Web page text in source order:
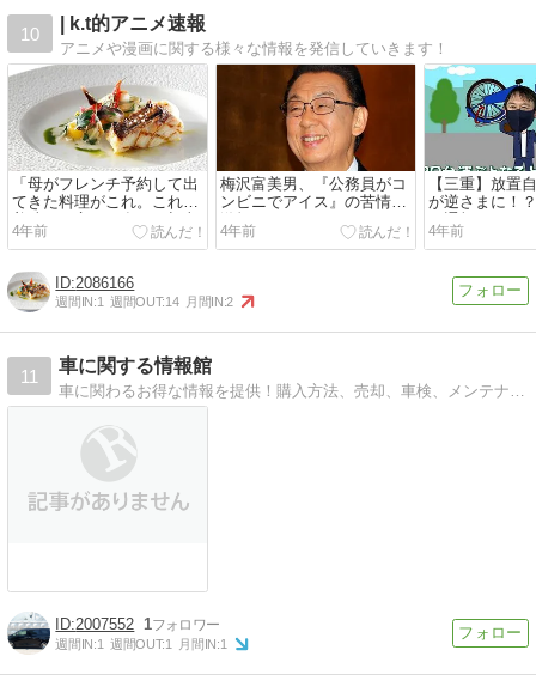
10
| k.t的アニメ速報
アニメや漫画に関する様々な情報を発信していきます！
「母がフレンチ予約して出
てきた料理がこれ。これを
美味しい言って食べる初老
悲しすぎんよ。。」
4年前
梅沢富美男、『公務員がコ
ンビニでアイス』の苦情に
激怒！！
4年前
【三重】放置
が逆さまに！
り通報も、、、
4年前
2086166
週間IN:1 週間OUT:14 月間IN:2
11
車に関する情報館
2007552 1
週間IN:1 週間OUT:1 月間IN:1